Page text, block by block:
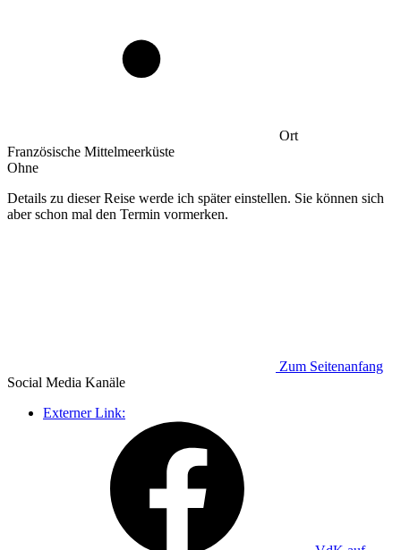
Ort
Französische Mittelmeerküste
Ohne
Details zu dieser Reise werde ich später einstellen. Sie können sich
aber schon mal den Termin vormerken.
Zum Seitenanfang
Social Media Kanäle
Externer Link: